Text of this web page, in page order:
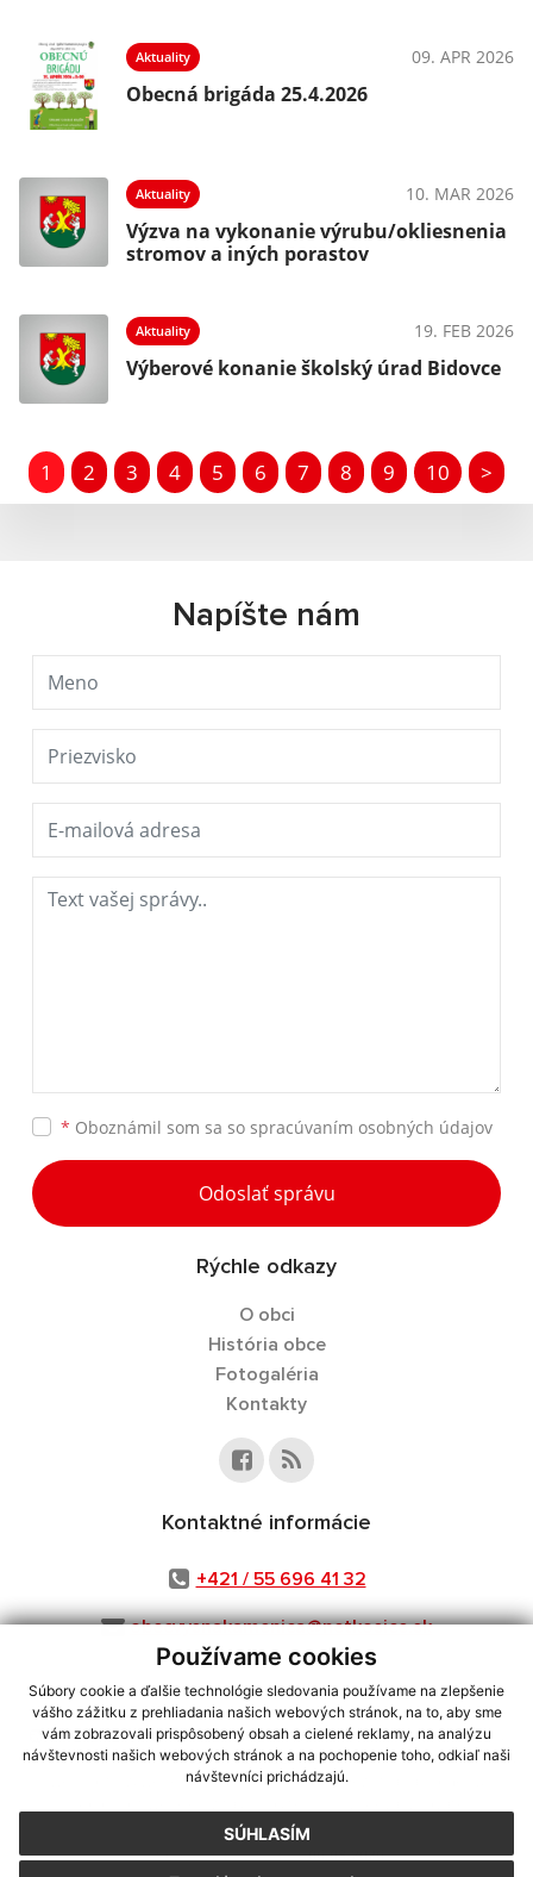
Používame cookies
Súbory cookie a ďalšie technológie sledovania používame na zlepšenie
vášho zážitku z prehliadania našich webových stránok, na to, aby sme
vám zobrazovali prispôsobený obsah a cielené reklamy, na analýzu
návštevnosti našich webových stránok a na pochopenie toho, odkiaľ naši
návštevníci prichádzajú.
SÚHLASÍM
Aktuality 09. APR 2026
Obecná brigáda 25.4.2026
Aktuality 10. MAR 2026
Výzva na vykonanie výrubu/okliesnenia
stromov a iných porastov
Aktuality 19. FEB 2026
Výberové konanie školský úrad Bidovce
1 2 3 4 5 6 7 8 9 10 >
Napíšte nám
* Oboznámil som sa so spracúvaním osobných údajov
Odoslať správu
Rýchle odkazy
O obci
História obce
Fotogaléria
Kontakty
Kontaktné informácie
+421 / 55 696 41 32
obecvysnakamenica@netkosice.sk
využite možnosť získavania aktuálnych informácií s využitím RSS
CMS systém (redakčný) systém ECHELON 2,Mapa stránok,web portál
webex.digital, s.r.o.,domény,registrácia domény
Posledná aktualizácia:06.08.2026